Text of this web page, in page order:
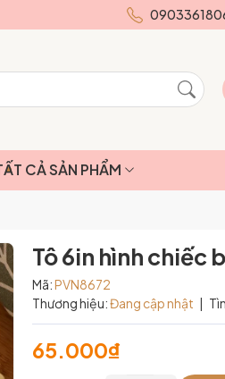
CẢ SẢN PHẨM
Tô 6in hình chiếc
Mã:PVN8672
Thương hiệu:Đang cập nhật |
65.000₫